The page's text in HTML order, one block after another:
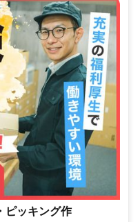
ピッキング作